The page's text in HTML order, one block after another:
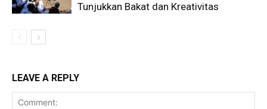
Tunjukkan Bakat dan Kreativitas
LEAVE A REPLY